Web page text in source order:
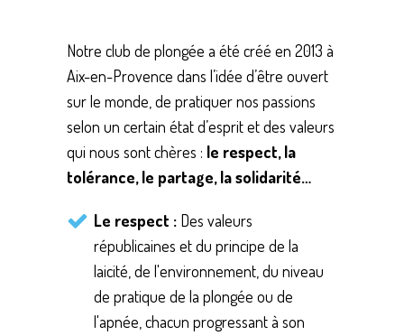
Notre club de plongée a été créé en 2013 à
Aix-en-Provence dans l’idée d’être ouvert
sur le monde, de pratiquer nos passions
selon un certain état d’esprit et des valeurs
qui nous sont chères : le respect, la
tolérance, le partage, la solidarité…
Le respect : Des valeurs
républicaines et du principe de la
laicité, de l'environnement, du niveau
de pratique de la plongée ou de
l'apnée, chacun progressant à son